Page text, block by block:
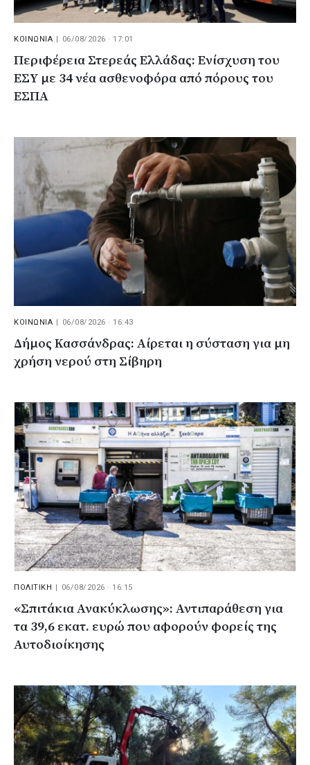
ΚΟΙΝΩΝΙΑ 06/08/2026 · 17:01
Περιφέρεια Στερεάς Ελλάδας: Ενίσχυση του
ΕΣΥ με 34 νέα ασθενοφόρα από πόρους του
ΕΣΠΑ
ΚΟΙΝΩΝΙΑ 06/08/2026 · 16:43
Δήμος Κασσάνδρας: Αίρεται η σύσταση για μη
χρήση νερού στη Σίβηρη
ΠΟΛΙΤΙΚΗ 06/08/2026 · 16:15
«Σπιτάκια Ανακύκλωσης»: Αντιπαράθεση για
τα 39,6 εκατ. ευρώ που αφορούν φορείς της
Αυτοδιοίκησης